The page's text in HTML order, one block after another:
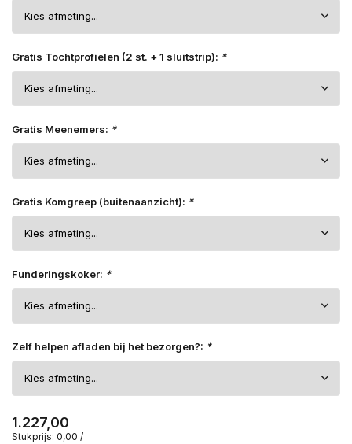
Gratis Tochtprofielen (2 st. + 1 sluitstrip): *
Gratis Meenemers: *
Gratis Komgreep (buitenaanzicht): *
Funderingskoker: *
Zelf helpen afladen bij het bezorgen?: *
1.227,00
Stukprijs: 0,00 /